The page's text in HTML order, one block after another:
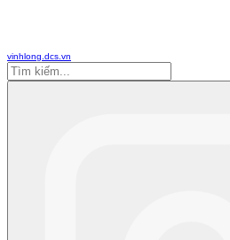
vinhlong.dcs.vn